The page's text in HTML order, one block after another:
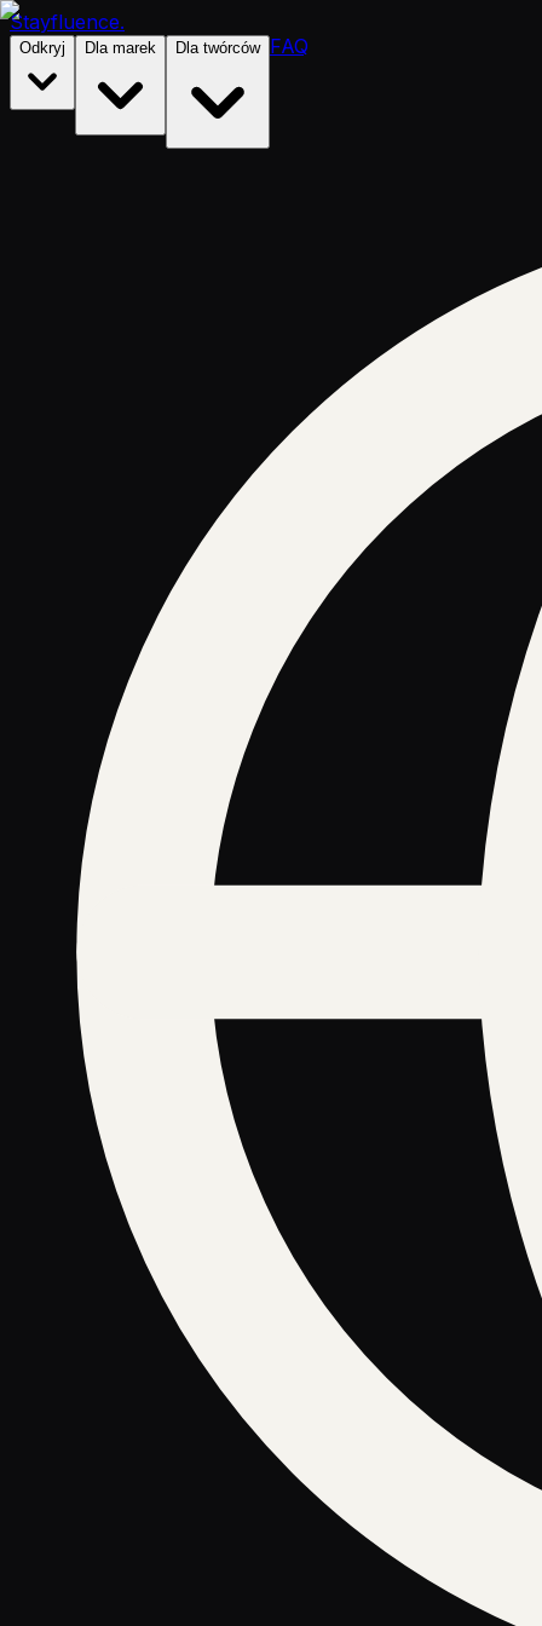
Stayfluence.
Odkryj Dla marek Dla twórców FAQ